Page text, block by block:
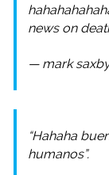
news on
— mark
“Hahaha
humanos”.